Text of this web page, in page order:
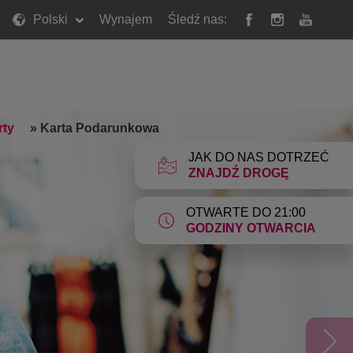
Polski Wynajem Śledź nas:
JAK DO NAS DOTRZEĆ
ZNAJDŹ DROGĘ
OTWARTE DO 21:00
GODZINY OTWARCIA
» Karta Podarunkowa